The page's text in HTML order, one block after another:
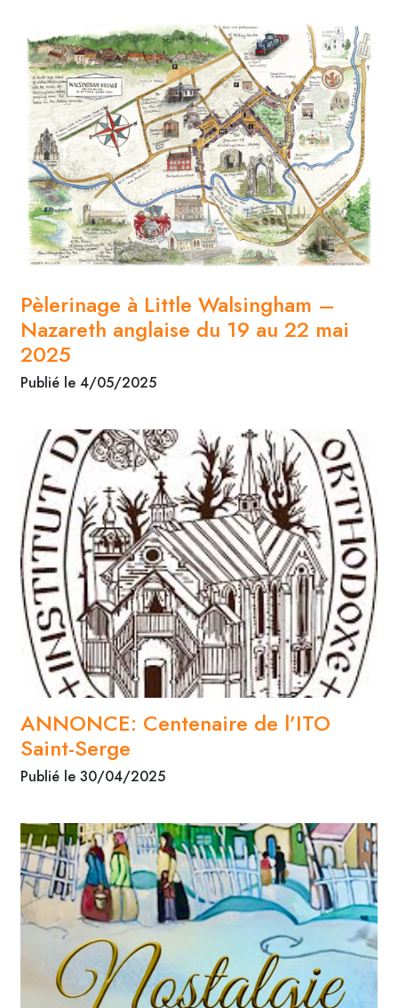
Pèlerinage à Little Walsingham –
Nazareth anglaise du 19 au 22 mai
2025
Publié le 4/05/2025
ANNONCE: Centenaire de l’ITO
Saint-Serge
Publié le 30/04/2025